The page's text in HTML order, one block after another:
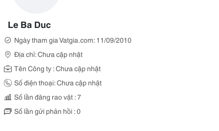
Le Ba Duc
Ngày tham gia Vatgia.com: 11/09/2010
Địa chỉ: Chưa cập nhật
Tên Công ty : Chưa cập nhật
Số điện thoại: Chưa cập nhật
Số lần đăng rao vặt : 7
Số lần gửi phản hồi : 0